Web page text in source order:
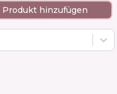
Produkt hinzufügen